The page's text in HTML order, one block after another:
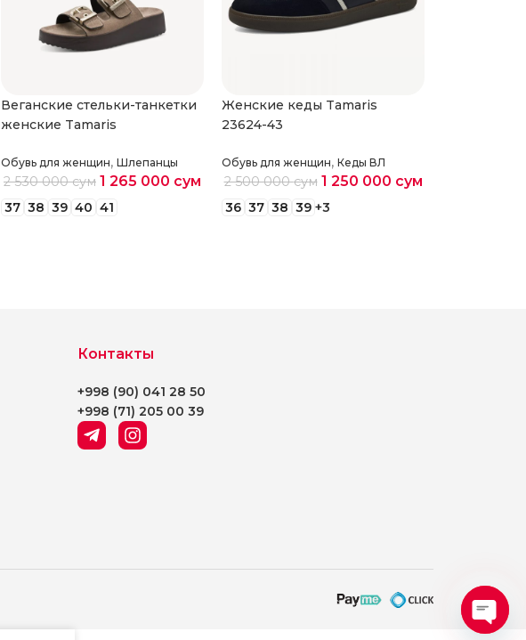
Веганские стельки-танкетки
женские Tamaris
Обувь для женщин, Шлепанцы
2 530 000сум 1 265 000 сум
37 38 39 40 41
Женские кеды Tamaris
23624-43
Обувь для женщин, Кеды ВЛ
2 500 000сум 1 250 000 сум
36 37 38 39 +3
Контакты
+998 (90) 041 28 50
+998 (71) 205 00 39